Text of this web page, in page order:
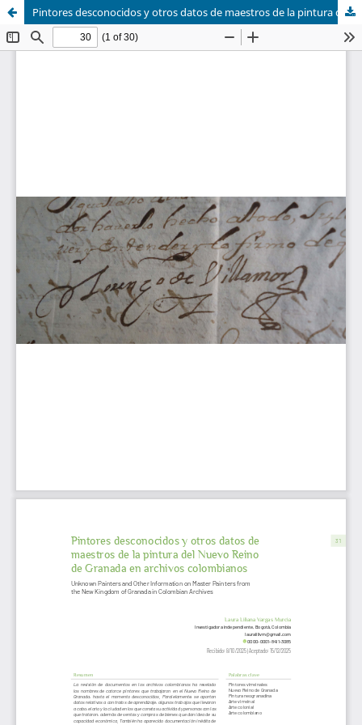
Pintores desconocidos y otros datos de maestros de la pintura del Nuevo Reino de Granada en archivos colombianos.